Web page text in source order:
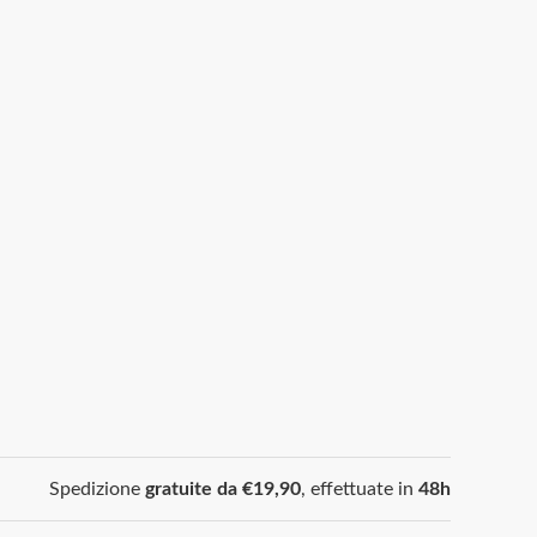
Spedizione gratuite da €19,90, effettuate in 48h